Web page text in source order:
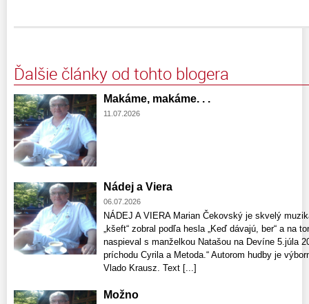
Ďalšie články od tohto blogera
Makáme, makáme. . .
11.07.2026
Nádej a Viera
06.07.2026
NÁDEJ A VIERA Marian Čekovský je skvelý
„kšeft“ zobral podľa hesla „Keď dávajú, ber“ a na
naspieval s manželkou Natašou na Devíne 5.júla
príchodu Cyrila a Metoda.“ Autorom hudby je
Vlado Krausz. Text [...]
Možno